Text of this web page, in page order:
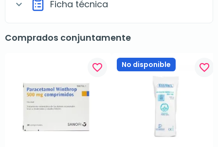
expand_more Ficha técnica
Comprados conjuntamente
favorite_border No disponible favorite_border